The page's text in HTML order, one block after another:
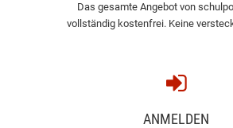
Das gesamte Angebot von
vollständig kostenfrei. Keine
ANMELDEN